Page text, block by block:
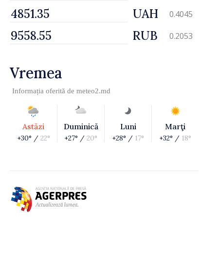
UAH 0.4045
RUB 0.2053
Vremea
Informația oferită de meteo2.md
Astăzi
+30° / 22°
Duminică
+27° / 20°
Luni
+28° / 17°
Marţi
+32° / 18°